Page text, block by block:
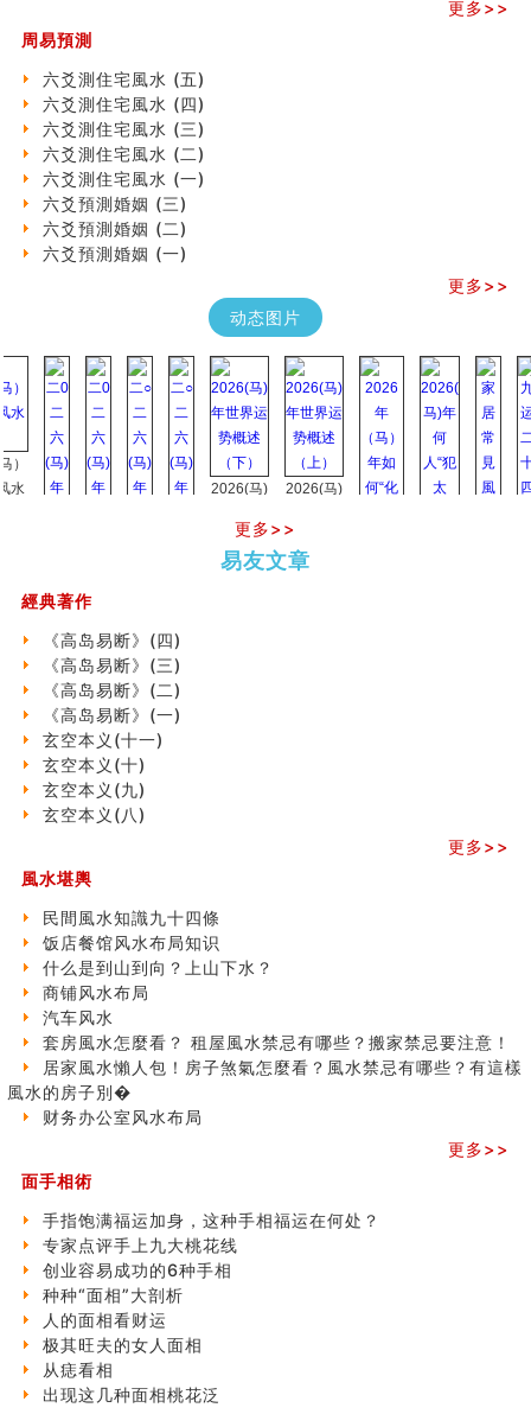
专家点评手上九大桃花线
天池水
《高岛易断》(二)
创业容易成功的6种手相
算命先生都不外传的算命顺口溜
什么是到山到向？上山下水？
六爻算卦：我能面试升职吗？
《高岛易断》(一)
朱德總司命造 (名⼈⼋字淺析九）
如何给企业起名才能提高影响力
种种“面相”大剖析
同年同月同日同时同地生命运为何却完全不同？
商舖大門的風水原則 (上)
玄空本义(十一)
家居常見風水形煞及化解方法 (三)
天要下雨娘要嫁人
汽车风水
姓名字义玄机藏凶吉
玄空本义(十)
六爻占卜预测考试结果
四墓库真诠
套房風水怎麼看？ 租屋風水禁忌有哪些？搬家禁忌要注
精选1500个五行属金的字
玄空本义(九)
八字十神与坐基关系详解
人的面相看财运
六爻算卦：测腹中胎儿是男是女
中國改革開放總設計師鄧小平命造 (名人八字淺析八）
测字（实例解释）
精选1000个五行属火的字
玄空本义(七)
刘燮鈞讲人相 手纹与命运(二)
商铺如何摆放物品催财招财
极其旺夫的女人面相
家居常見風水形煞及化解方法 (二)
居家風水懶人包！房子煞氣怎麼看？風水禁忌有哪些？有
這樣風水的房子別�
玄空本义(六)
额相与命运
风水先生林琅仙的传说
从痣看相
姓名陰陽配置的凶吉
六爻測住宅風水 (四)
玄空本义 (五)
财务办公室风水布局
更多>>
周易預測
六爻測住宅風水 (五)
六爻測住宅風水 (四)
六爻測住宅風水 (三)
六爻測住宅風水 (二)
六爻測住宅風水 (一)
六爻預測婚姻 (三)
六爻預測婚姻 (二)
六爻預測婚姻 (一)
更多>>
动态图片
二0
二
六
(马)
二
生
肖
运
程
(兔
龙
蛇)
二0
二
六
(马)
二
生
肖
运
程
(鼠
牛
虎)
二○
二
六
(马)
生
肖
运
程
(鸡
狗
猪)
二○
二
六
(马)
生
肖
运
程
羊
猴)
2026(马)
（下）
2026(马)
势概述
（上）
風
法
(一)
析
(
更多>>
易友文章
經典著作
《高岛易断》(四)
《高岛易断》(三)
《高岛易断》(二)
《高岛易断》(一)
玄空本义(十一)
玄空本义(十)
玄空本义(九)
玄空本义(八)
更多>>
風水堪輿
民間風水知識九十四條
饭店餐馆风水布局知识
什么是到山到向？上山下水？
商铺风水布局
汽车风水
套房風水怎麼看？ 租屋風水禁忌有哪些？搬家禁忌要注意！
居家風水懶人包！房子煞氣怎麼看？風水禁忌有哪些？有這樣
風水的房子別�
财务办公室风水布局
更多>>
面手相術
手指饱满福运加身，这种手相福运在何处？
专家点评手上九大桃花线
创业容易成功的6种手相
种种“面相”大剖析
人的面相看财运
极其旺夫的女人面相
从痣看相
出现这几种面相桃花泛